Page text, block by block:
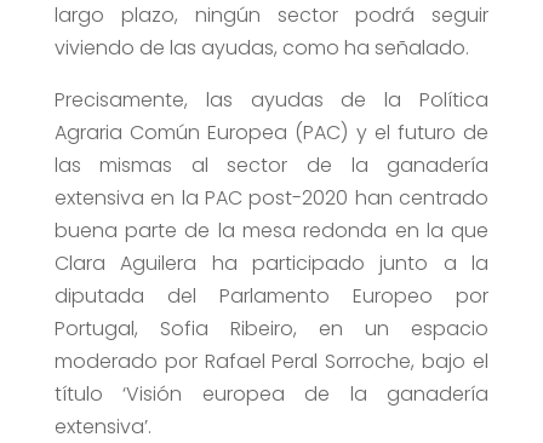
largo plazo, ningún sector podrá seguir
viviendo de las ayudas, como ha señalado.
Precisamente, las ayudas de la Política
Agraria Común Europea (PAC) y el futuro de
las mismas al sector de la ganadería
extensiva en la PAC post-2020 han centrado
buena parte de la mesa redonda en la que
Clara Aguilera ha participado junto a la
diputada del Parlamento Europeo por
Portugal, Sofia Ribeiro, en un espacio
moderado por Rafael Peral Sorroche, bajo el
título ‘Visión europea de la ganadería
extensiva’.